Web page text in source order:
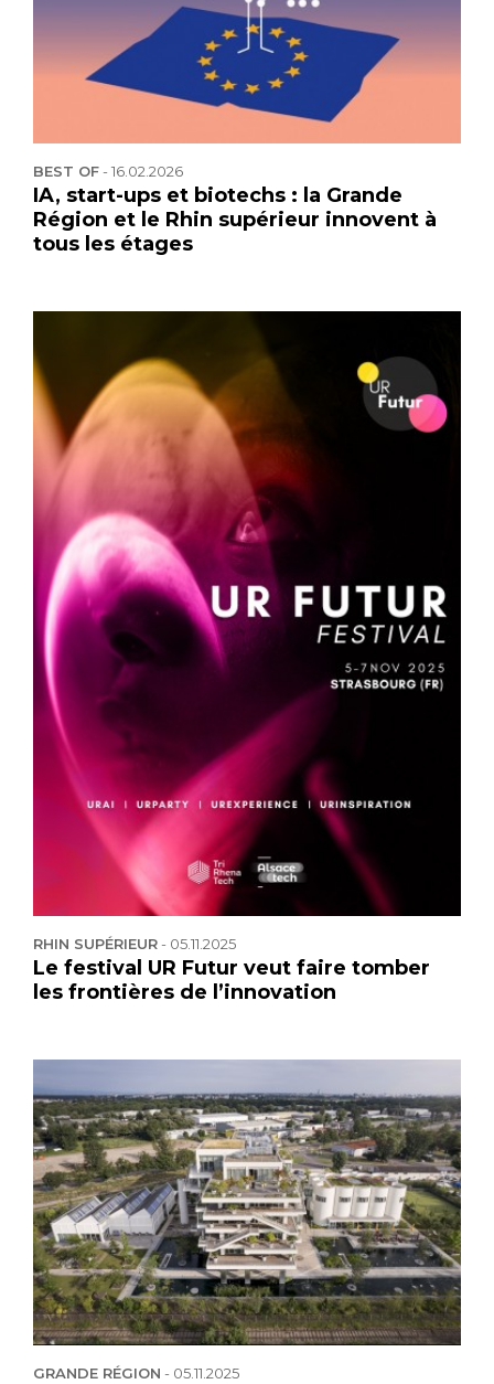
BEST OF-16.02.2026
IA, start-ups et biotechs : la Grande
Région et le Rhin supérieur innovent à
tous les étages
RHIN SUPÉRIEUR- 05.11.2025
Le festival UR Futur veut faire tomber
les frontières de l’innovation
GRANDE RÉGION - 05.11.2025